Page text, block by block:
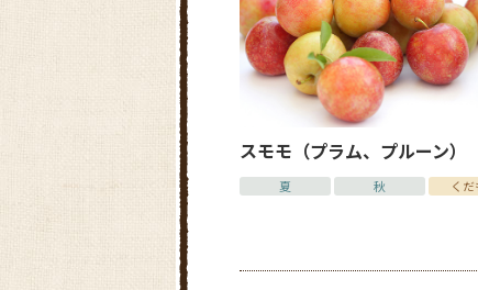
スモモ（プラム、プルーン）
夏 秋 く